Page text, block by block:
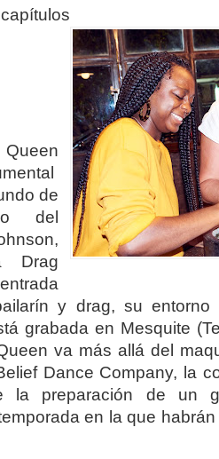
de
del
Drag
y drag, su entorno
grabada en Mesquite
va más allá del
Dance Company, la
la preparación de un
en la que